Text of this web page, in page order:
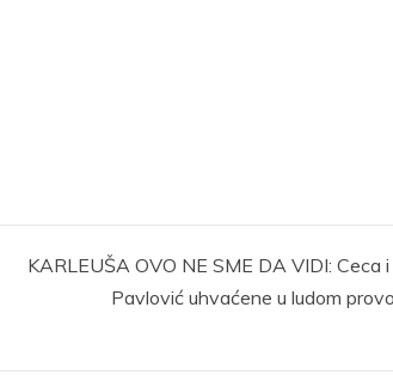
KARLEUŠA OVO NE SME DA VIDI: Ceca i
Pavlović uhvaćene u ludom